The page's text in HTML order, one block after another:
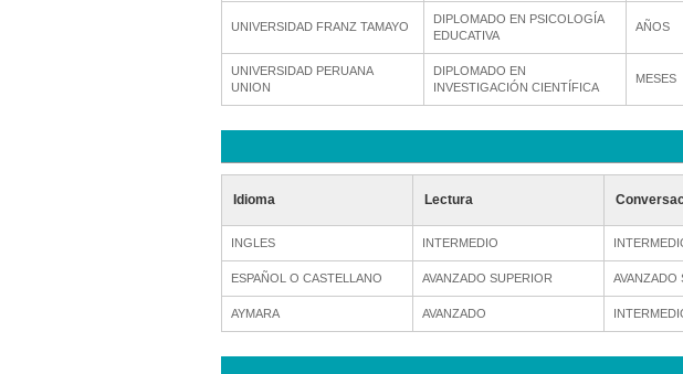
UNIVERSIDAD FRANZ TAMAYO
DIPLOMADO EN PSICOLOGÍA
EDUCATIVA
AÑOS
UNIVERSIDAD PERUANA
UNION
DIPLOMADO EN
INVESTIGACIÓN CIENTÍFICA
MESES
Idioma Lectura
INGLES INTERMEDIO
ESPAÑOL O CASTELLANO AVANZADO SUPERIOR AVANZADO
AYMARA AVANZADO